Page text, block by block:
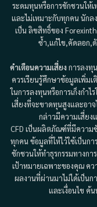
ระดมทุนหรือการชักชวนให้
และไม่เหมาะกับทุกคน นัก
เป็น ลิขสิทธิ์ของ
ซ้ำ,แก้ไข,คัดลอก,
คำเตือนความเสี่ยงการลงทุ
ควรเรียนรู้ศึกษาข้อมูลเพิ่ม
ในการลงทุนหรือการเก็งกำ
เสี่ยงที่จะขาดทุนสูงและอา
กล่าวมีความเสี่ยง
CFD เป็นผลิตภัณฑ์ที่มีความ
ทุกคน ข้อมูลที่ให้ไว้ใช้เป็นก
ชักชวนให้ทำธุรกรรมทางกา
เป้าหมายเฉพาะของคุณ ค
ผลงานที่ผ่านมาไม่ได้เป็น
และเงื่อนไข ค้